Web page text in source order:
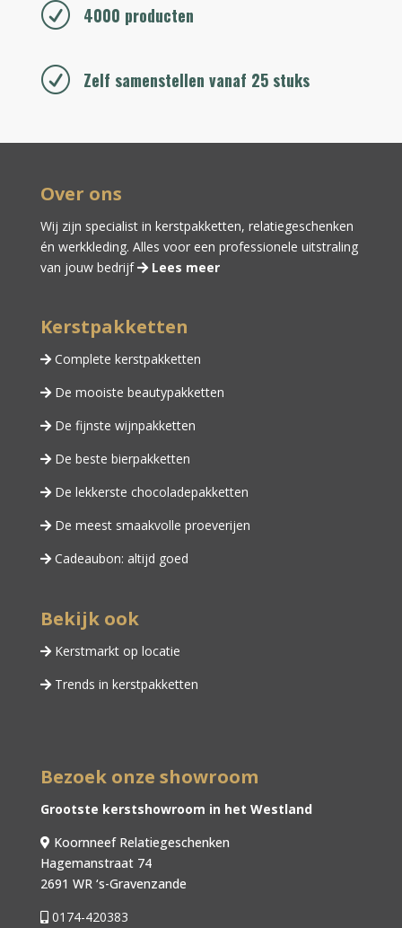
R 4000 producten
R Zelf samenstellen vanaf 25 stuks
Over ons
Wij zijn specialist in kerstpakketten, relatiegeschenken
én werkkleding. Alles voor een professionele uitstraling
van jouw bedrijf
Lees meer
Kerstpakketten
Complete kerstpakketten
De mooiste beautypakketten
De fijnste wijnpakketten
De beste bierpakketten
De lekkerste chocoladepakketten
De meest smaakvolle proeverijen
Cadeaubon: altijd goed
Bekijk ook
Kerstmarkt op locatie
Trends in kerstpakketten
Bezoek onze showroom
Grootste kerstshowroom in het Westland
Koornneef Relatiegeschenken
Hagemanstraat 74
2691 WR ‘s-Gravenzande
0174-420383